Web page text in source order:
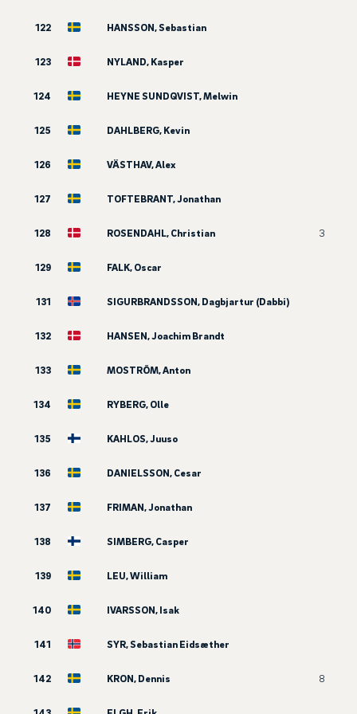
122 HANSSON, Sebastian
123 NYLAND, Kasper
124 HEYNE SUNDQVIST, Melwin
125 DAHLBERG, Kevin
126 VÄSTHAV, Alex
127 TOFTEBRANT, Jonathan
128 ROSENDAHL, Christian 3
129 FALK, Oscar
131 SIGURBRANDSSON, Dagbjartur (Dabbi)
132 HANSEN, Joachim Brandt
133 MOSTRÖM, Anton
134 RYBERG, Olle
135 KAHLOS, Juuso
136 DANIELSSON, Cesar
137 FRIMAN, Jonathan
138 SIMBERG, Casper
139 LEU, William
140 IVARSSON, Isak
141 SYR, Sebastian Eidsæther
142 KRON, Dennis 8